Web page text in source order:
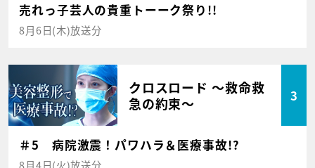
売れっ子芸人の貴重トーーク祭り!!
8月6日(木)放送分
クロスロード ～救命救
急の約束～
3
＃5 病院激震！パワハラ＆医療事故!?
8月4日(火)放送分